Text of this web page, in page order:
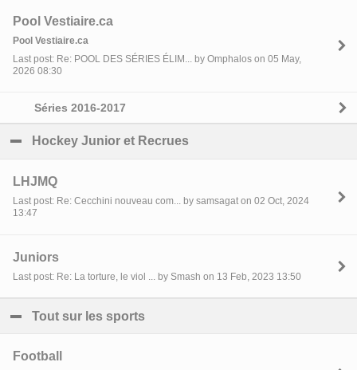
Pool Vestiaire.ca
Pool Vestiaire.ca
Last post: Re: POOL DES SÉRIES ÉLIM... by Omphalos on 05 May,
2026 08:30
Séries 2016-2017
Hockey Junior et Recrues
LHJMQ
Last post: Re: Cecchini nouveau com... by samsagat on 02 Oct, 2024
13:47
Juniors
Last post: Re: La torture, le viol ... by Smash on 13 Feb, 2023 13:50
Tout sur les sports
Football